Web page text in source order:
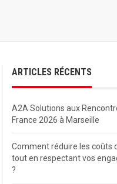
ARTICLES RÉCENTS
A2A Solutions aux
France 2026 à Marseille
Comment réduire les coûts
tout en respectant vos
?